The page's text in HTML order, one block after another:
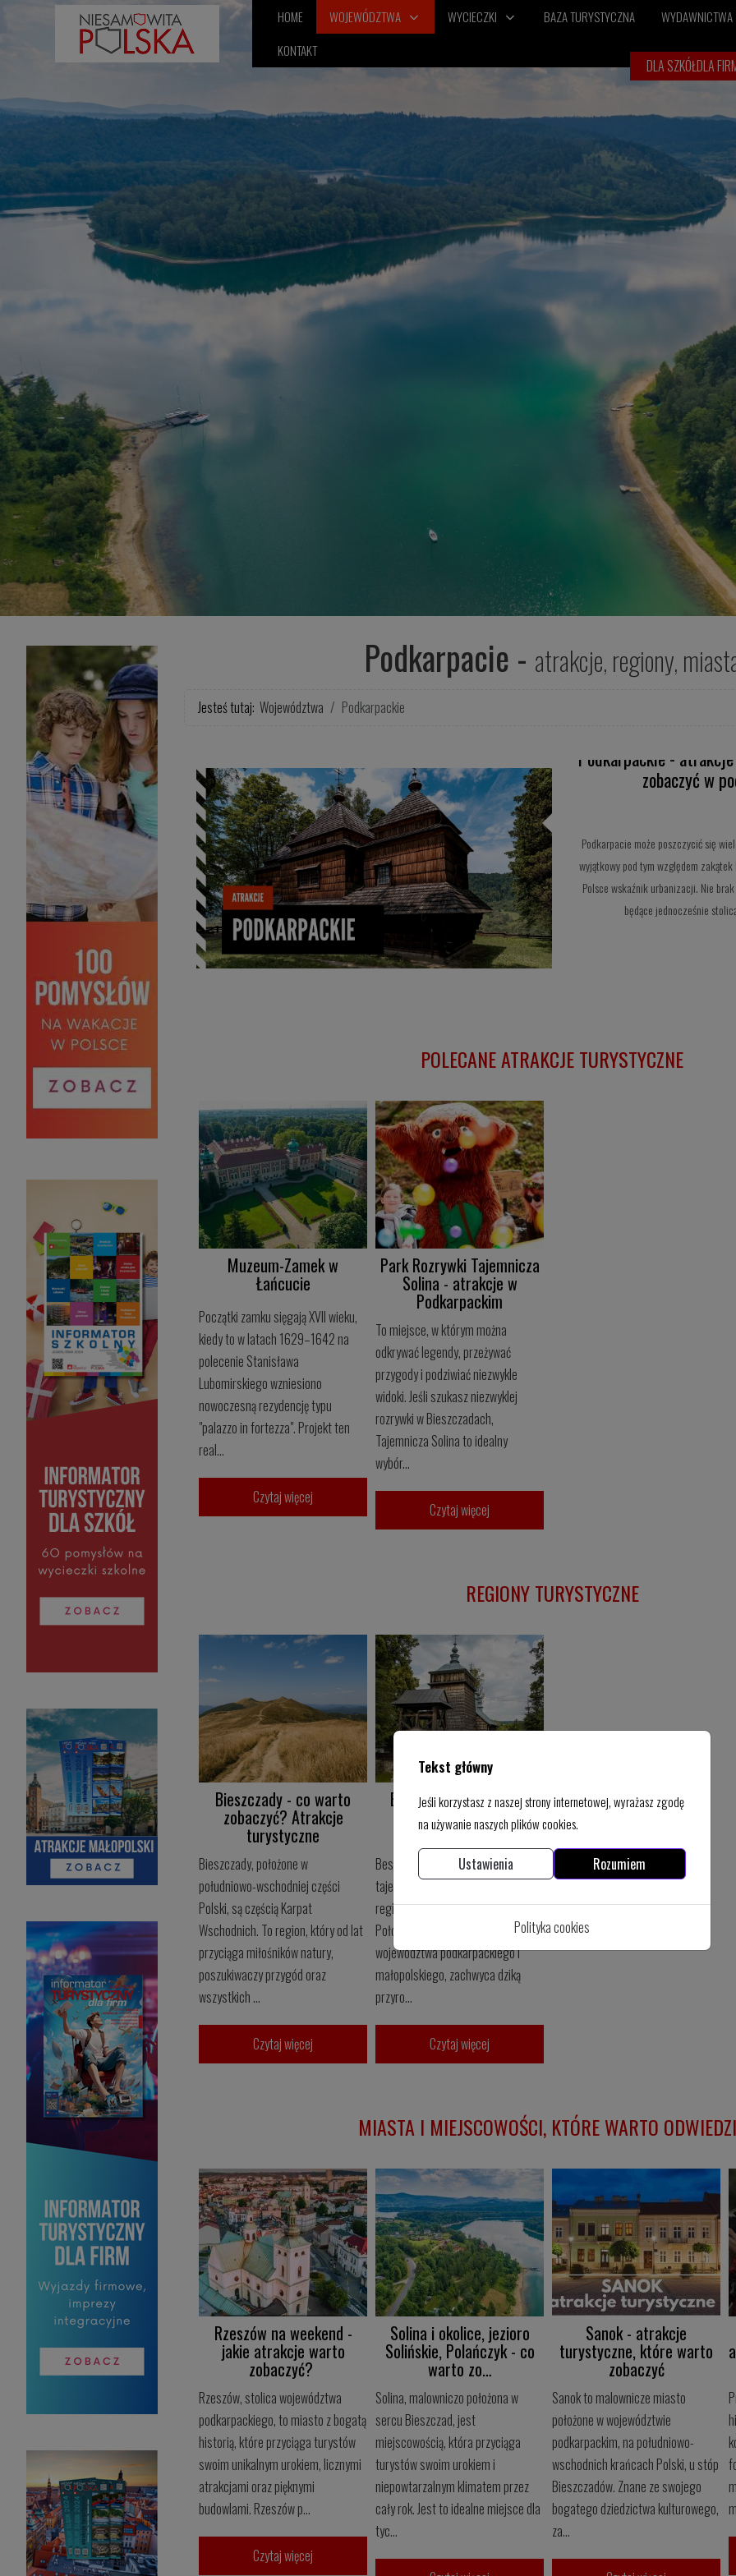
HOME WOJEWÓDZTWA WYCIECZKI BAZA TURYSTYCZNA
WYDAWNICTWA
KONTAKT
DLA SZKÓŁDLA
Podkarpacie - atrakcje, regiony,
Jesteś tutaj: Województwa Podkarpackie
Podkarpackie -
zobaczyć w
Podkarpacie może poszczycić się
wyjątkowy pod tym względem
Polsce wskaźnik urbanizacji. Nie
będące jednocześnie
POLECANE ATRAKCJE TURYSTYCZNE
Muzeum-Zamek w
Łańcucie
Początki zamku sięgają XVII wieku,
kiedy to w latach 1629–1642 na
polecenie Stanisława
Lubomirskiego wzniesiono
nowoczesną rezydencję typu
"palazzo in fortezza". Projekt ten
real...
Czytaj więcej
Park Rozrywki Tajemnicza
Solina - atrakcje w
Podkarpackim
To miejsce, w którym można
odkrywać legendy, przeżywać
przygody i podziwiać niezwykle
widoki. Jeśli szukasz niezwyklej
rozrywki w Bieszczadach,
Tajemnicza Solina to idealny
wybór...
Czytaj więcej
REGIONY TURYSTYCZNE
Bieszczady - co warto
zobaczyć? Atrakcje
turystyczne
Bieszczady, położone w
południowo-wschodniej części
Polski, są częścią Karpat
Wschodnich. To region, który od lat
przyciąga miłośników natury,
poszukiwaczy przygód oraz
wszystkich ...
Czytaj więcej
Beskid Niski - atrakcje,
miasta i wyjątkowa
przyroda
Beskid Niski to jeden z najbardziej
tajemniczych i nieodkrytych
regionów górskich w Polsce.
Położony na pograniczu
województwa podkarpackiego i
małopolskiego, zachwyca dziką
przyro...
Czytaj więcej
MIASTA I MIEJSCOWOŚCI, KTÓRE WARTO
Rzeszów na weekend -
jakie atrakcje warto
zobaczyć?
Rzeszów, stolica województwa
podkarpackiego, to miasto z bogatą
historią, które przyciąga turystów
swoim unikalnym urokiem, licznymi
atrakcjami oraz pięknymi
budowlami. Rzeszów p...
Czytaj więcej
Solina i okolice, jezioro
Solińskie, Polańczyk - co
warto zo…
Solina, malowniczo położona w
sercu Bieszczad, jest
miejscowością, która przyciąga
turystów swoim urokiem i
niepowtarzalnym klimatem przez
cały rok. Jest to idealne miejsce dla
tyc...
Sanok - atrakcje
turystyczne, które warto
zobaczyć
Sanok to malownicze miasto
położone w województwie
podkarpackim, na południowo-
wschodnich krańcach Polski, u stóp
Bieszczadów. Znane ze swojego
bogatego dziedzictwa kulturowego,
za...
Tekst główny
Jeśli korzystasz z naszej strony internetowej, wyrażasz zgodę
na używanie naszych plików cookies.
Ustawienia Rozumiem
Polityka cookies